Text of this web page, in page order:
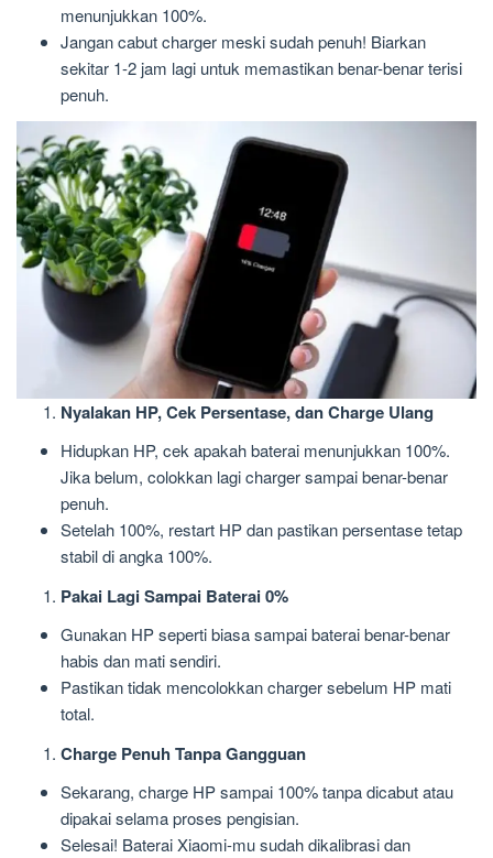
menunjukkan 100%.
Jangan cabut charger meski sudah penuh! Biarkan
sekitar 1-2 jam lagi untuk memastikan benar-benar terisi
penuh.
Nyalakan HP, Cek Persentase, dan Charge Ulang
Hidupkan HP, cek apakah baterai menunjukkan 100%.
Jika belum, colokkan lagi charger sampai benar-benar
penuh.
Setelah 100%, restart HP dan pastikan persentase tetap
stabil di angka 100%.
Pakai Lagi Sampai Baterai 0%
Gunakan HP seperti biasa sampai baterai benar-benar
habis dan mati sendiri.
Pastikan tidak mencolokkan charger sebelum HP mati
total.
Charge Penuh Tanpa Gangguan
Sekarang, charge HP sampai 100% tanpa dicabut atau
dipakai selama proses pengisian.
Selesai! Baterai Xiaomi-mu sudah dikalibrasi dan